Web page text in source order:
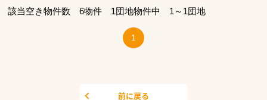
該当空き物件数 6物件 1団地物件中 1～1団地
1
前に戻る